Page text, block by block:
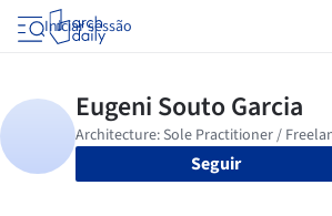
Iniciar sessão
Seguir